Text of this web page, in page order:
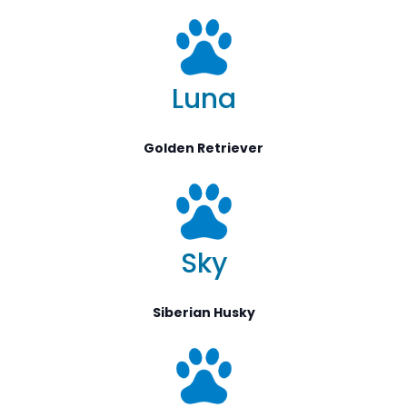
Luna
Golden Retriever
Sky
Siberian Husky